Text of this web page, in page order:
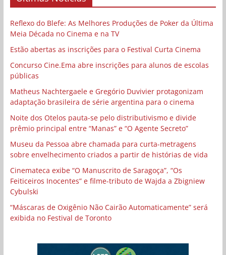
Reflexo do Blefe: As Melhores Produções de Poker da Última
Meia Década no Cinema e na TV
Estão abertas as inscrições para o Festival Curta Cinema
Concurso Cine.Ema abre inscrições para alunos de escolas
públicas
Matheus Nachtergaele e Gregório Duvivier protagonizam
adaptação brasileira de série argentina para o cinema
Noite dos Otelos pauta-se pelo distributivismo e divide
prêmio principal entre “Manas” e “O Agente Secreto”
Museu da Pessoa abre chamada para curta-metragens
sobre envelhecimento criados a partir de histórias de vida
Cinemateca exibe “O Manuscrito de Saragoça”, “Os
Feiticeiros Inocentes” e filme-tributo de Wajda a Zbigniew
Cybulski
“Máscaras de Oxigênio Não Cairão Automaticamente” será
exibida no Festival de Toronto